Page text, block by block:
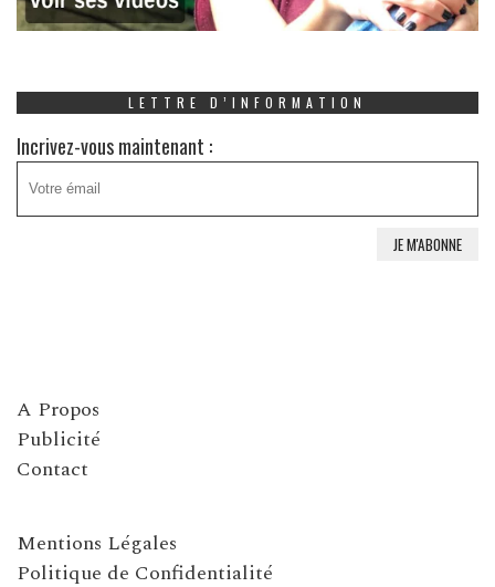
LETTRE D’INFORMATION
Incrivez-vous maintenant :
A Propos
Publicité
Contact
Mentions Légales
Politique de Confidentialité